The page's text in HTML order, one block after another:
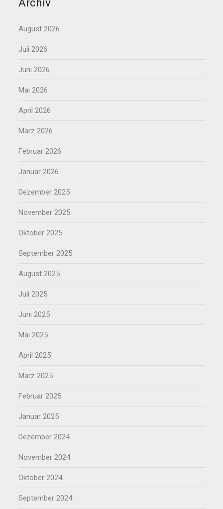
August 2026
Juli 2026
Juni 2026
Mai 2026
April 2026
März 2026
Februar 2026
Januar 2026
Dezember 2025
November 2025
Oktober 2025
September 2025
August 2025
Juli 2025
Juni 2025
Mai 2025
April 2025
März 2025
Februar 2025
Januar 2025
Dezember 2024
November 2024
Oktober 2024
September 2024